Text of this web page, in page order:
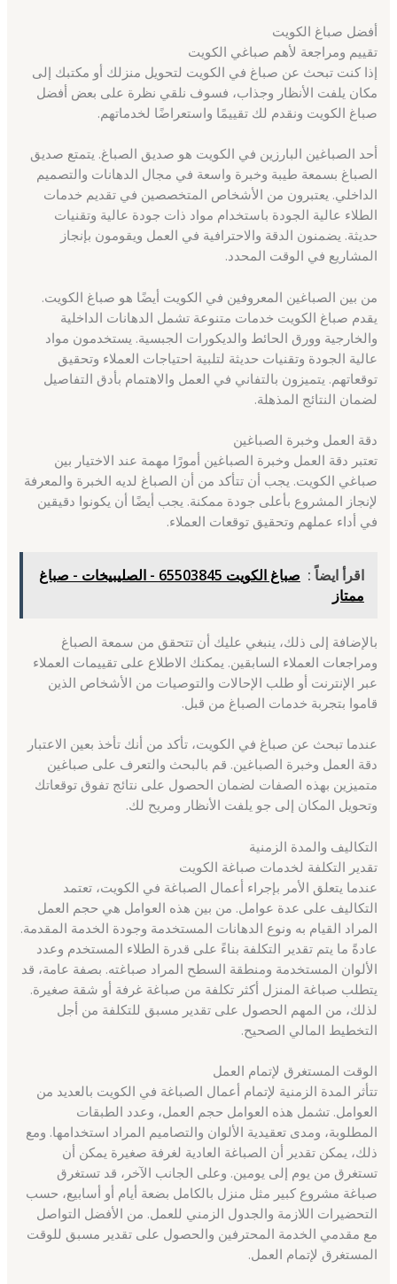
أفضل صباغ الكويت
تقييم ومراجعة لأهم صباغي الكويت
إذا كنت تبحث عن صباغ في الكويت لتحويل منزلك أو مكتبك إلى
مكان يلفت الأنظار وجذاب، فسوف نلقي نظرة على بعض أفضل
صباغ الكويت ونقدم لك تقييمًا واستعراضًا لخدماتهم.
أحد الصباغين البارزين في الكويت هو صديق الصباغ. يتمتع صديق
الصباغ بسمعة طيبة وخبرة واسعة في مجال الدهانات والتصميم
الداخلي. يعتبرون من الأشخاص المتخصصين في تقديم خدمات
الطلاء عالية الجودة باستخدام مواد ذات جودة عالية وتقنيات
حديثة. يضمنون الدقة والاحترافية في العمل ويقومون بإنجاز
المشاريع في الوقت المحدد.
من بين الصباغين المعروفين في الكويت أيضًا هو صباغ الكويت.
يقدم صباغ الكويت خدمات متنوعة تشمل الدهانات الداخلية
والخارجية وورق الحائط والديكورات الجبسية. يستخدمون مواد
عالية الجودة وتقنيات حديثة لتلبية احتياجات العملاء وتحقيق
توقعاتهم. يتميزون بالتفاني في العمل والاهتمام بأدق التفاصيل
لضمان النتائج المذهلة.
دقة العمل وخبرة الصباغين
تعتبر دقة العمل وخبرة الصباغين أمورًا مهمة عند الاختيار بين
صباغي الكويت. يجب أن تتأكد من أن الصباغ لديه الخبرة والمعرفة
لإنجاز المشروع بأعلى جودة ممكنة. يجب أيضًا أن يكونوا دقيقين
في أداء عملهم وتحقيق توقعات العملاء.
اقرأ ايضاً :
صباغ الكويت 65503845 - الصليبيخات - صباغ
ممتاز
بالإضافة إلى ذلك، ينبغي عليك أن تتحقق من سمعة الصباغ
ومراجعات العملاء السابقين. يمكنك الاطلاع على تقييمات العملاء
عبر الإنترنت أو طلب الإحالات والتوصيات من الأشخاص الذين
قاموا بتجربة خدمات الصباغ من قبل.
عندما تبحث عن صباغ في الكويت، تأكد من أنك تأخذ بعين الاعتبار
دقة العمل وخبرة الصباغين. قم بالبحث والتعرف على صباغين
متميزين بهذه الصفات لضمان الحصول على نتائج تفوق توقعاتك
وتحويل المكان إلى جو يلفت الأنظار ومريح لك.
التكاليف والمدة الزمنية
تقدير التكلفة لخدمات صباغة الكويت
عندما يتعلق الأمر بإجراء أعمال الصباغة في الكويت، تعتمد
التكاليف على عدة عوامل. من بين هذه العوامل هي حجم العمل
المراد القيام به ونوع الدهانات المستخدمة وجودة الخدمة المقدمة.
عادةً ما يتم تقدير التكلفة بناءً على قدرة الطلاء المستخدم وعدد
الألوان المستخدمة ومنطقة السطح المراد صباغته. بصفة عامة، قد
يتطلب صباغة المنزل أكثر تكلفة من صباغة غرفة أو شقة صغيرة.
لذلك، من المهم الحصول على تقدير مسبق للتكلفة من أجل
التخطيط المالي الصحيح.
الوقت المستغرق لإتمام العمل
تتأثر المدة الزمنية لإتمام أعمال الصباغة في الكويت بالعديد من
العوامل. تشمل هذه العوامل حجم العمل، وعدد الطبقات
المطلوبة، ومدى تعقيدية الألوان والتصاميم المراد استخدامها. ومع
ذلك، يمكن تقدير أن الصباغة العادية لغرفة صغيرة يمكن أن
تستغرق من يوم إلى يومين. وعلى الجانب الآخر، قد تستغرق
صباغة مشروع كبير مثل منزل بالكامل بضعة أيام أو أسابيع، حسب
التحضيرات اللازمة والجدول الزمني للعمل. من الأفضل التواصل
مع مقدمي الخدمة المحترفين والحصول على تقدير مسبق للوقت
المستغرق لإتمام العمل.